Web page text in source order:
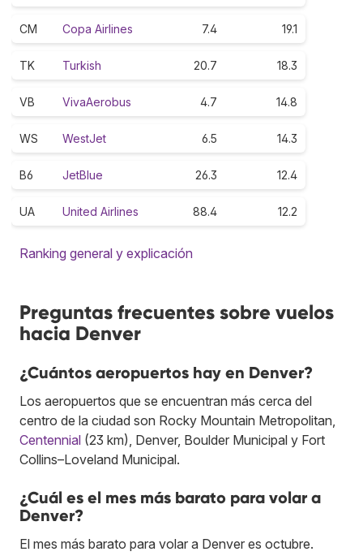
CM Copa Airlines 7.4 19.1
TK Turkish 20.7 18.3
VB VivaAerobus 4.7 14.8
WS WestJet 6.5 14.3
B6 JetBlue 26.3 12.4
UA United Airlines 88.4 12.2
Ranking general y explicación
Preguntas frecuentes sobre vuelos
hacia Denver
¿Cuántos aeropuertos hay en Denver?
Los aeropuertos que se encuentran más cerca del
centro de la ciudad son Rocky Mountain Metropolitan,
Centennial (23 km), Denver, Boulder Municipal y Fort
Collins–Loveland Municipal.
¿Cuál es el mes más barato para volar a
Denver?
El mes más barato para volar a Denver es octubre.